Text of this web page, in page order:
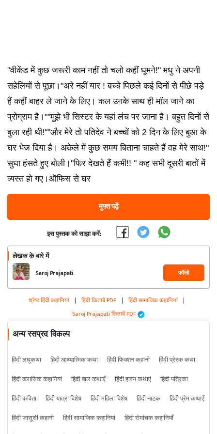
"वीकेंड में कुछ जरूरी काम नहीं तो चलो कहीं घूमने!" मधु ने अपनी
सहेलियों से पूछा।"अरे नहीं यार ! बच्चे पिछले कई दिनों से पीछे पड़े
हैं कहीं बाहर ले जाने के लिए। कल उनके साथ ही मॉल जाने का
प्रोग्राम है।""मुझे भी सिस्टर के यहां लंच पर जाना है। बहुत दिनों से
बुला रही थी!""और मेरे तो पतिदेव ने बच्चों को 2 दिन के लिए बुआ के
घर भेज दिया है। अकेले में कुछ समय बिताना चाहते हैं वह मेरे साथ!"
सुधा हंसते हुए बोली।"फिर देखते हैं कभी!! " कह सभी दूसरी बातों में
व्यस्त हो गए।ऑफिस से घर
मुफ्त पढ़ें
इस पुस्तक को साझा करें:
लेखक के बारे में
Saroj Prajapati फॉलो
श्रेष्ठ हिंदी कहानियां | हिंदी किताबें PDF | हिंदी सामाजिक कहानियां |
Saroj Prajapati किताबें PDF
अन्य रसप्रद विकल्प
हिंदी लघुकथा हिंदी आध्यात्मिक कथा हिंदी फिक्शन कहानी
हिंदी प्रेरक कथा
हिंदी क्लासिक कहानियां
हिंदी बाल कथाएँ हिंदी हास्य कथाएं
हिंदी पत्रिका
हिंदी कविता
हिंदी यात्रा विशेष हिंदी महिला विशेष हिंदी नाटक
हिंदी प्रेम कथाएँ
हिंदी जासूसी कहानी
हिंदी सामाजिक कहानियां
हिंदी रोमांचक कहानियाँ